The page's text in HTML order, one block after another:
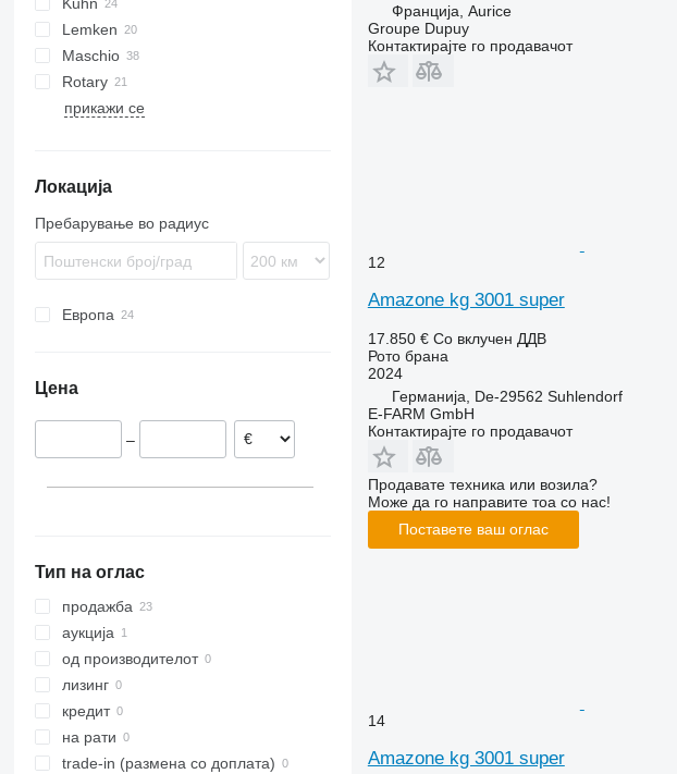
HR
HRB
NG
Qualidisc
Lemken
Zirkon
Maschio
DC
DM
KR
Fox
Lion
Corvus
PKE
Rotary
FPM RD 300
прикажи се
Локација
Пребарување во радиус
Европа
Норвешка
Цена
–
Тип на оглас
продажба
аукција
од производителот
лизинг
кредит
на рати
trade-in (размена со доплата)
Франција, Aurice
Groupe Dupuy
Контактирајте го продавачот
12
Amazone kg 3001 super
17.850 € Со вклучен ДДВ
Рото брана
2024
Германија, De-29562 Suhlendorf
E-FARM GmbH
Контактирајте го продавачот
Продавате техника или возила?
Може да го направите тоа со нас!
Поставете ваш оглас
14
Amazone kg 3001 super